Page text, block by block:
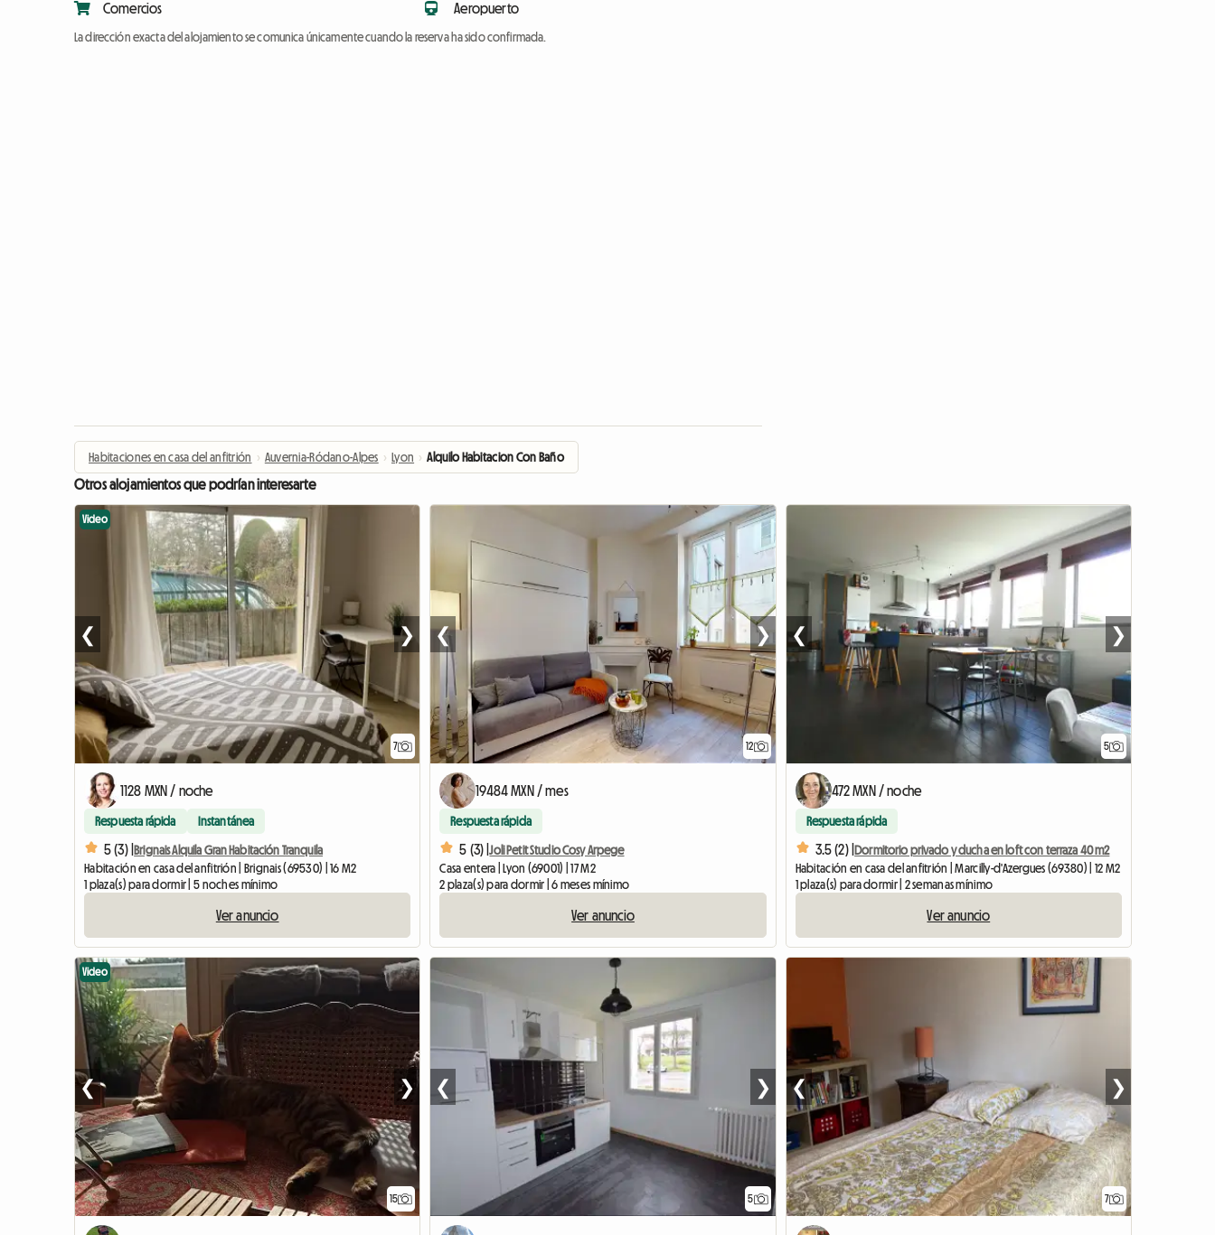
Comercios
Aeropuerto
La dirección exacta del alojamiento se comunica únicamente cuando la reserva ha sido confirmada.
Habitaciones en casa del anfitrión › Auvernia-Ródano-Alpes › Lyon › Alquilo Habitacion Con Baño
Otros alojamientos que podrían interesarte
7
Video
❮ ❯
1128 MXN / noche
Respuesta rápida Instantánea
5 (3) |Brignais Alquila Gran Habitación Tranquila
Habitación en casa del anfitrión | Brignais (69530) | 16 M2
1 plaza(s) para dormir | 5 noches mínimo
Ver anuncio
12
❮ ❯
19484 MXN / mes
Respuesta rápida
5 (3) |Joli Petit Studio Cosy Arpege
Casa entera | Lyon (69001) | 17 M2
2 plaza(s) para dormir | 6 meses mínimo
Ver anuncio
5
❮ ❯
472 MXN / noche
Respuesta rápida
3.5 (2) |Dormitorio privado y ducha en loft con terraza 40 m2
Habitación en casa del anfitrión | Marcilly-d'Azergues (69380) | 12 M2
1 plaza(s) para dormir | 2 semanas mínimo
Ver anuncio
15
Video
❮ ❯
5
❮ ❯
7
❮ ❯